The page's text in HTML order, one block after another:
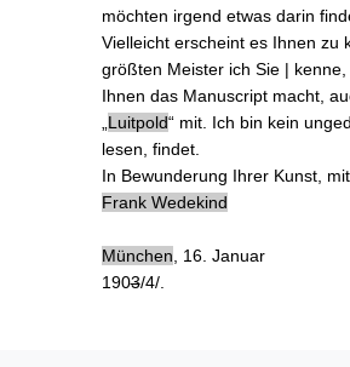
möchten irgend etwas darin
Vielleicht erscheint es Ihnen zu
größten Meister ich Sie |
Ihnen das Manuscriptmacht,
Luitpold“ mit. Ich bin kein
lesen, findet.
In Bewunderung Ihrer Kunst,
Frank Wedekind
München , 16. Januar
1903/4/.